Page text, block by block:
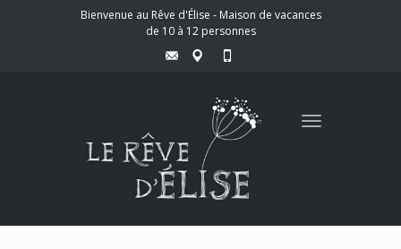
Bienvenue au Rêve d'Élise - Maison de vacances
de 10 à 12 personnes
Toggle